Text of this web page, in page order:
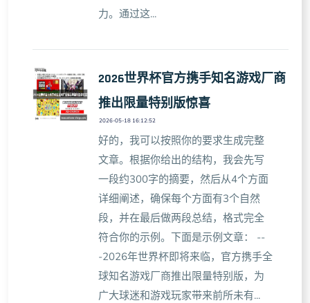
力。通过这...
2026世界杯官方携手知名游戏厂商
推出限量特别版惊喜
2026-05-18 16:12:52
好的，我可以按照你的要求生成完整
文章。根据你给出的结构，我会先写
一段约300字的摘要，然后从4个方面
详细阐述，确保每个方面有3个自然
段，并在最后做两段总结，格式完全
符合你的示例。下面是示例文章： --
-2026年世界杯即将来临，官方携手全
球知名游戏厂商推出限量特别版，为
广大球迷和游戏玩家带来前所未有...